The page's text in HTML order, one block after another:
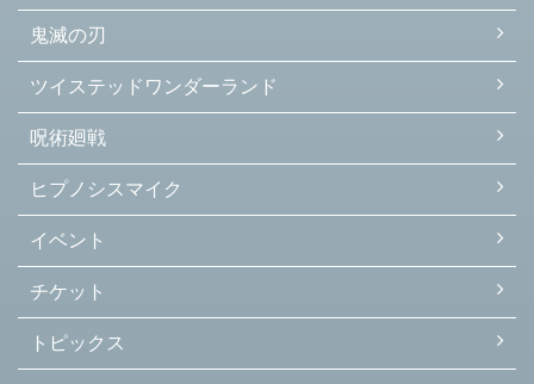
鬼滅の刃
ツイステッドワンダーランド
呪術廻戦
ヒプノシスマイク
イベント
チケット
トピックス